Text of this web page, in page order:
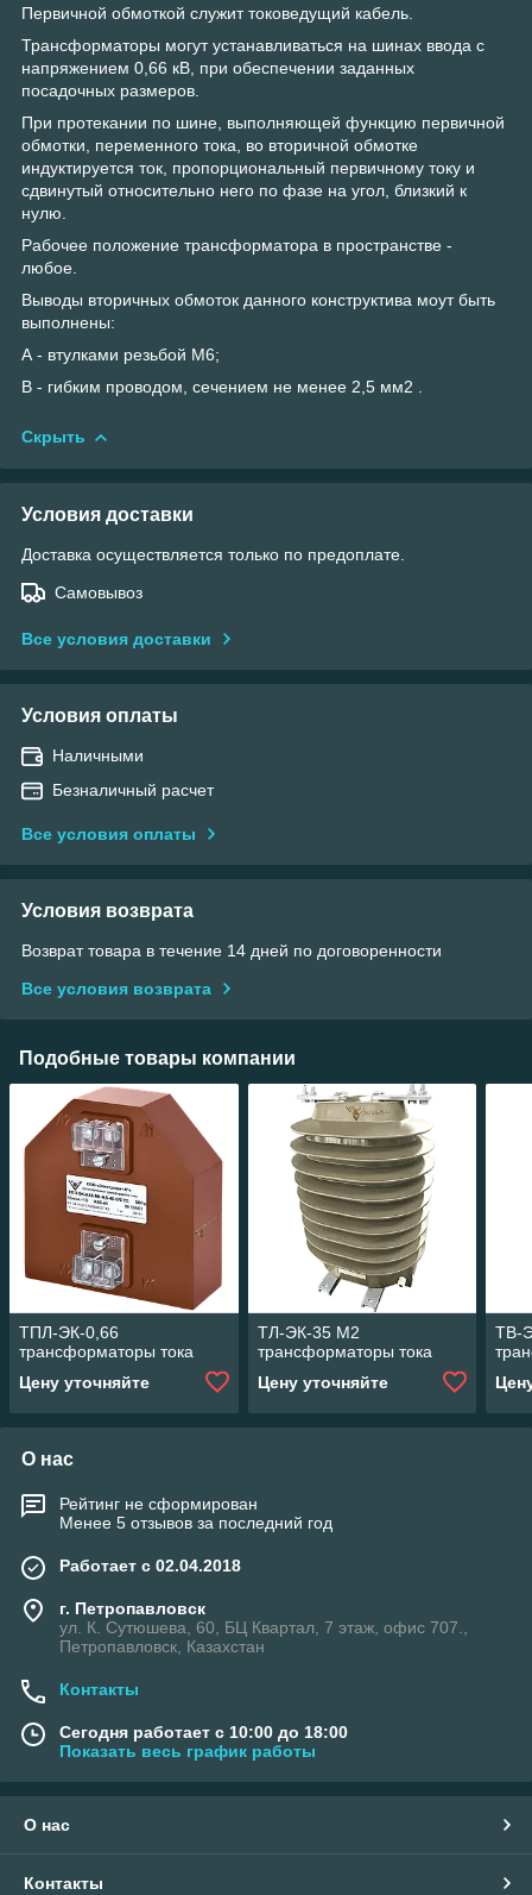
Первичной обмоткой служит токоведущий кабель.
Трансформаторы могут устанавливаться на шинах ввода с
напря­жением 0,66 кВ, при обеспечении заданных
посадочных размеров.
При протекании по шине, выполняющей функцию первичной
обмотки, переменного тока, во вторичной обмотке
индуктируется ток, пропорциональный первичному току и
сдвинутый относительно него по фазе на угол, близкий к
нулю.
Рабочее положение трансформатора в пространстве -
любое.
Выводы вторичных обмоток данного конструктива моут быть
выполнены:
А - втулками резьбой М6;
В - гибким проводом, сечением не менее 2,5 мм2
Скрыть
Условия доставки
Доставка осуществляется только по предоплате.
Самовывоз
Все условия доставки
Условия оплаты
Наличными
Безналичный расчет
Все условия оплаты
Условия возврата
Возврат товара в течение 14 дней по договоренности
Все условия возврата
Подобные товары компании
ТПЛ-ЭК-0,66
трансформаторы тока
Цену уточняйте
ТЛ-ЭК-35 М2
трансформаторы тока
Цену уточняйте
ТВ-
О нас
Рейтинг не сформирован
Менее 5 отзывов за последний год
Работает с 02.04.2018
г. Петропавловск
ул. К. Сутюшева, 60, БЦ Квартал, 7 этаж, офис 707.,
Петропавловск, Казахстан
Контакты
Сегодня работает с 10:00 до 18:00
Показать весь график работы
О нас
Контакты